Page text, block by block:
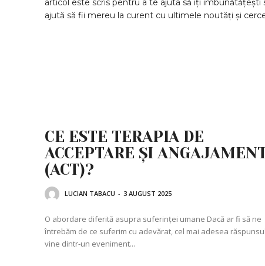
articol este scris pentru a te ajuta să îți
ajută să fii mereu la curent cu ultimele noutăți și
CE ESTE TERAPIA DE
ACCEPTARE ȘI
(ACT)?
LUCIAN TABACU - 3 AUGUST 2025
O abordare diferită asupra suferinței umane Dacă ar fi să ne
întrebăm de ce suferim cu adevărat, cel mai adesea
vine dintr-un eveniment...